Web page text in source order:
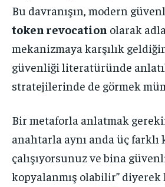
Bu davranışın, modern
token revocation olarak
mekanizmaya karşılık
güvenliği literatüründe
stratejilerinde de görmek
Bir metaforla anlatmak
anahtarla aynı anda üç farklı
çalışıyorsunuz ve bina
kopyalanmış olabilir”